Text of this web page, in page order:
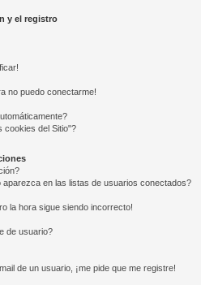
y el registro
no puedo conectarme!
cookies del Sitio"?
en las listas de usuarios conectados?
la hora sigue siendo incorrecto!
de usuario?
de un usuario, ¡me pide que me registre!